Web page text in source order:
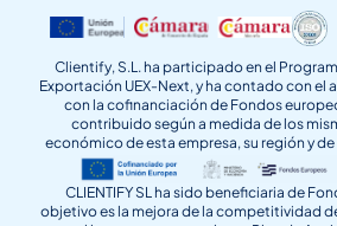
Clientify, S.L. ha participado en el
Exportación UEX-Next, y ha contado con el
con la cofinanciación de Fondos
contribuido según a medida de los
económico de esta empresa, su región y
CLIENTIFY SL ha sido beneficiaria de
objetivo es la mejora de la competitividad de